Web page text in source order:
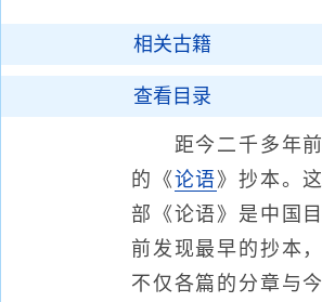
相关古籍
查看目录
距今二千多年前
的《论语》抄本。这
部《论语》是中国目
前发现最早的抄本，
不仅各篇的分章与今